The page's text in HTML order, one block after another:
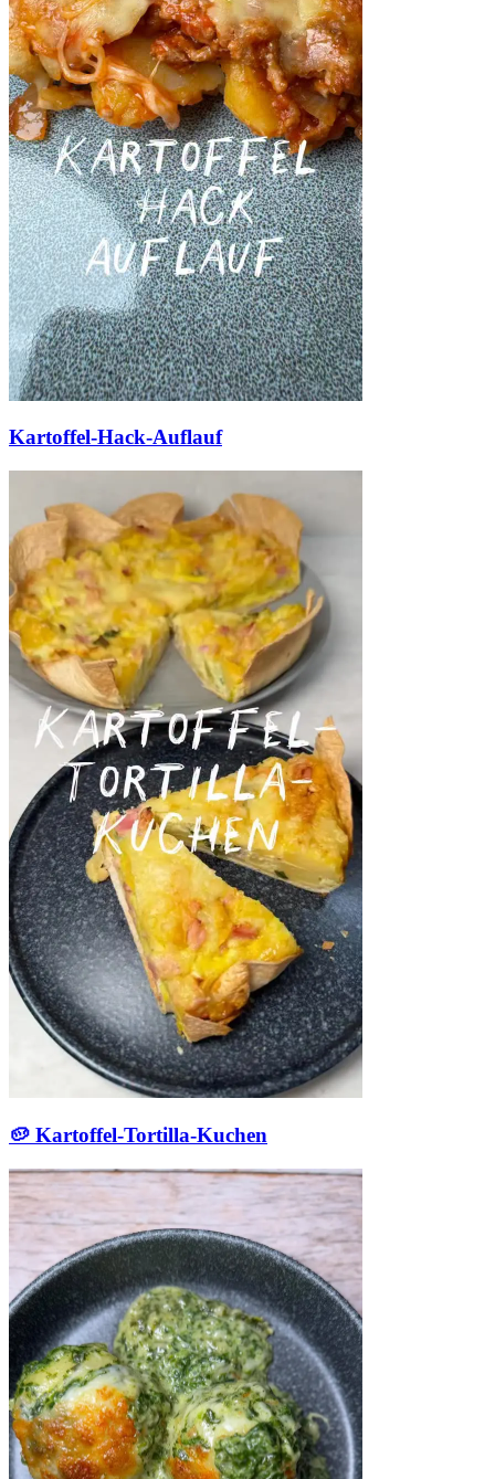
Kartoffel-Hack-Auflauf
🥔 Kartoffel-Tortilla-Kuchen